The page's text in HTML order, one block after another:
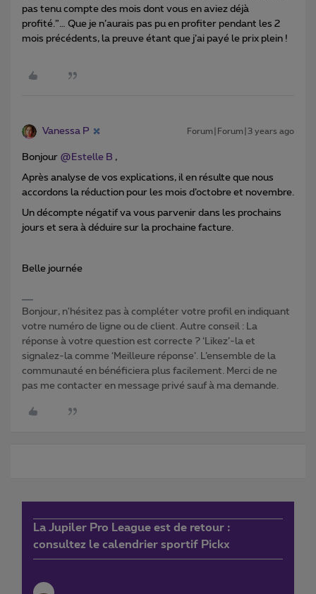
pas tenu compte des mois dont vous en aviez déjà
profité.”… Que je n’aurais pas pu en profiter pendant les 2
mois précédents, la preuve étant que j’ai payé le prix plein !
Vanessa P Forum|Forum|3 years ago
Bonjour @Estelle B ,
Après analyse de vos explications, il en résulte que nous
accordons la réduction pour les mois d’octobre et novembre.
Un décompte négatif va vous parvenir dans les prochains
jours et sera à déduire sur la prochaine facture.
Belle journée
Bonjour, n'hésitez pas à compléter votre profil en indiquant
votre numéro de ligne ou de client. Autre conseil : La
réponse à votre question est correcte ? ‘Likez’-la et
signalez-la comme ‘Meilleure réponse’. L’ensemble de la
communauté en bénéficiera plus facilement. Merci de ne
pas me contacter en message privé sauf à ma demande.
La Jupiler Pro League est de retour :
consultez le calendrier sportif Pickx